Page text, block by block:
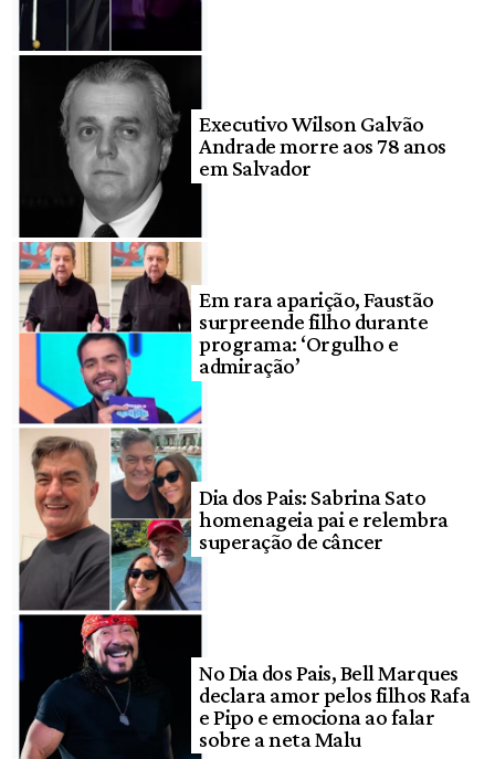
Executivo Wilson Galvão
Andrade morre aos 78 anos
em Salvador
Em rara aparição, Faustão
surpreende filho durante
programa: ‘Orgulho e
admiração’
Dia dos Pais: Sabrina Sato
homenageia pai e relembra
superação de câncer
No Dia dos Pais, Bell Marques
declara amor pelos filhos Rafa
e Pipo e emociona ao falar
sobre a neta Malu